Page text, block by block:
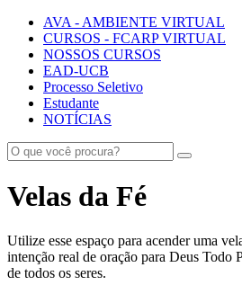
AVA - AMBIENTE VIRTUAL
CURSOS - FCARP VIRTUAL
NOSSOS CURSOS
EAD-UCB
Processo Seletivo
Estudante
NOTÍCIAS
Velas da Fé
Utilize esse espaço para acender uma
intenção real de oração para Deus Todo
de todos os seres.